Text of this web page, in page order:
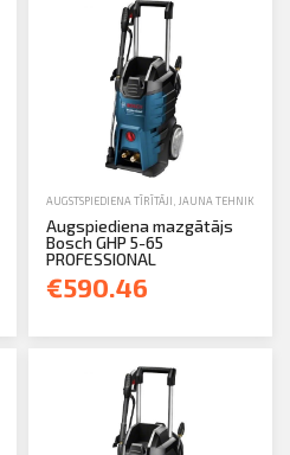
AUGSTSPIEDIENA TĪRĪTĀJI JAUNA TEHNIKA
Augspiediena mazgātājs
Bosch GHP 5-65
PROFESSIONAL
€590.46